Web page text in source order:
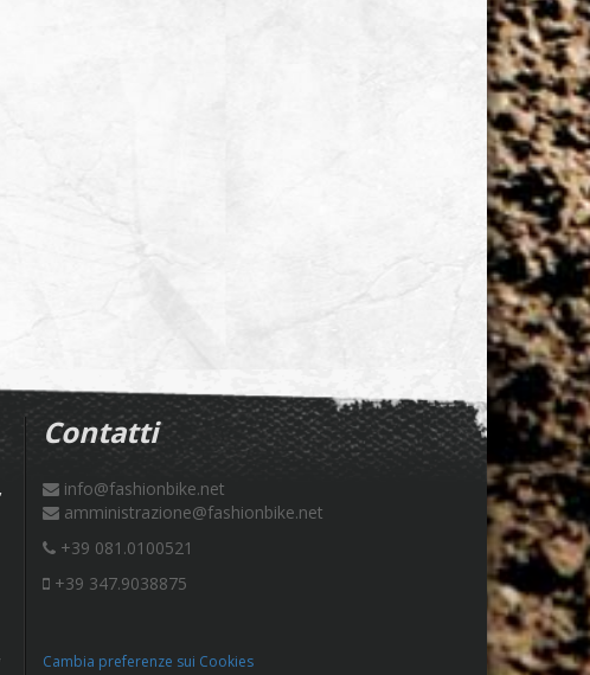
Contatti
info@fashionbike.net
amministrazione@fashionbike.net
+39 081.0100521
+39 347.9038875
Cambia preferenze sui Cookies